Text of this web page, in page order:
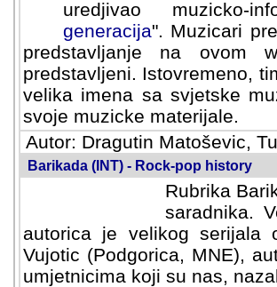
uredjivao muzicko-
Muzicari predstavljeni u
na ovom web portalu
Istovremeno, tim nacinom
sa svjetske muzicke scene
materijale.
Autor: Dragutin Matoševic,
Barikada (INT) - Rock-pop history
Rubrika
saradnika.
autorica je velikog serijala
Vujotic (Podgorica, MNE),
umjetnicima koji su nas,